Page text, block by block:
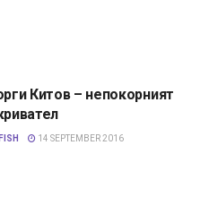
Китов – непокорният
14 SEPTEMBER 2016